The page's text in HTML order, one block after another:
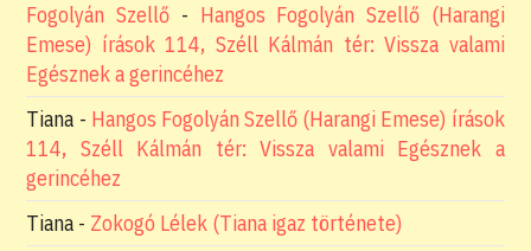
Fogolyán Szellő - Hangos Fogolyán Szellő (Harangi
Emese) írások 114, Széll Kálmán tér: Vissza valami
Egésznek a gerincéhez
Tiana - Hangos Fogolyán Szellő (Harangi Emese) írások
114, Széll Kálmán tér: Vissza valami Egésznek a
gerincéhez
Tiana - Zokogó Lélek (Tiana igaz története)